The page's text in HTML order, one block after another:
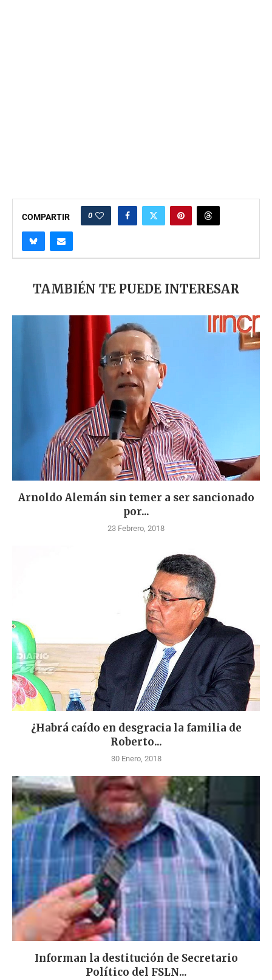
COMPARTIR 0
TAMBIÉN TE PUEDE INTERESAR
Arnoldo Alemán sin temer a ser sancionado
por...
23 Febrero, 2018
¿Habrá caído en desgracia la familia de
Roberto...
30 Enero, 2018
Informan la destitución de Secretario
Político del FSLN...